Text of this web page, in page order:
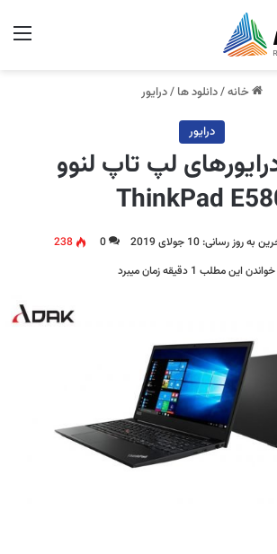
خانه/دانلود ها /درایور
درایور
لپ تاپ لنوو
ThinkPad
به روز رسانی: 10 جولای 2019 0
238
خواندن این مطلب 1 دقیقه زمان میبرد